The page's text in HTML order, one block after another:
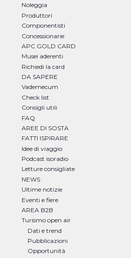
Noleggia
Produttori
Componentisti
Concessionarie
APC GOLD CARD
Musei aderenti
Richiedi la card
DA SAPERE
Vademecum
Check list
Consigli utili
FAQ
AREE DI SOSTA
FATTI ISPIRARE
Idee di viaggio
Podcast isoradio
Letture consigliate
NEWS
Ultime notizie
Eventi e fiere
AREA B2B
Turismo open air
Dati e trend
Pubblicazioni
Opportunità